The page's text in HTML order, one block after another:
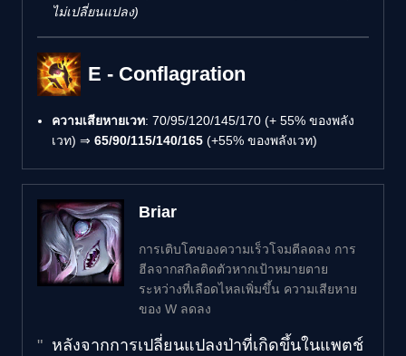
ไม่เปลี่ยนแปลง)
E - Conflagration
ความเสียหายเวท: 70/95/120/145/170 (+ 55% ของพลัง
เวท) ⇒ 65/90/115/140/165 (+55% ของพลังเวท)
Briar
การเติบโตของความเร็วโจมตีลดลง การ
ฮีลจากสกิลติดตัวหากเป้าหมายตาย
ระหว่างที่เลือดไหลเพิ่มขึ้น ความเสียหาย
ของ W ลดลง
หลังจากการเปลี่ยนแปลงป่าที่เกิดขึ้นในแพตช์